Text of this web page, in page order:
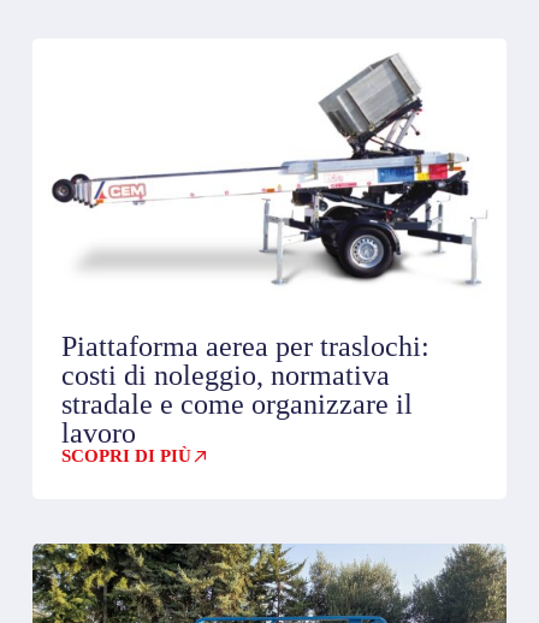
Piattaforma aerea per traslochi:
costi di noleggio, normativa
stradale e come organizzare il
lavoro
SCOPRI DI PIÙ